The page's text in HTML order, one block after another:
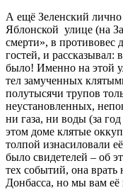
А ещё Зеленский лично
Яблонской улице (на
смерти», в противовес
гостей, и рассказывал:
было! Именно на этой
тел замученных
полутысячи трупов
неустановленных,
ни газа, ни воды (за
этом доме клятые
толпой изнасиловали
было свидетелей – об
тех событий, она врать
Донбасса, но мы вам